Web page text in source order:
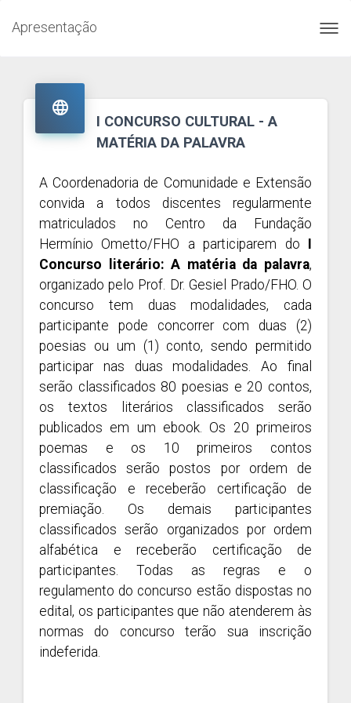
Apresentação

I CONCURSO CULTURAL - A
MATÉRIA DA PALAVRA
A Coordenadoria de Comunidade e Extensão
convida a todos discentes regularmente
matriculados no Centro da Fundação
Hermínio Ometto/FHO a participarem do
Concurso literário: A matéria da palavra,
organizado pelo Prof. Dr. Gesiel Prado/FHO. O
concurso tem duas modalidades, cada
participante pode concorrer com duas (2)
poesias ou um (1) conto, sendo permitido
participar nas duas modalidades. Ao final
serão classificados 80 poesias e 20 contos,
os textos literários classificados serão
publicados em um ebook. Os 20 primeiros
poemas e os 10 primeiros contos
classificados serão postos por ordem de
classificação e receberão certificação de
premiação. Os demais participantes
classificados serão organizados por ordem
alfabética e receberão certificação de
participantes. Todas as regras e o
regulamento do concurso estão dispostas no
edital, os participantes que não atenderem às
normas do concurso terão sua inscrição
indeferida.